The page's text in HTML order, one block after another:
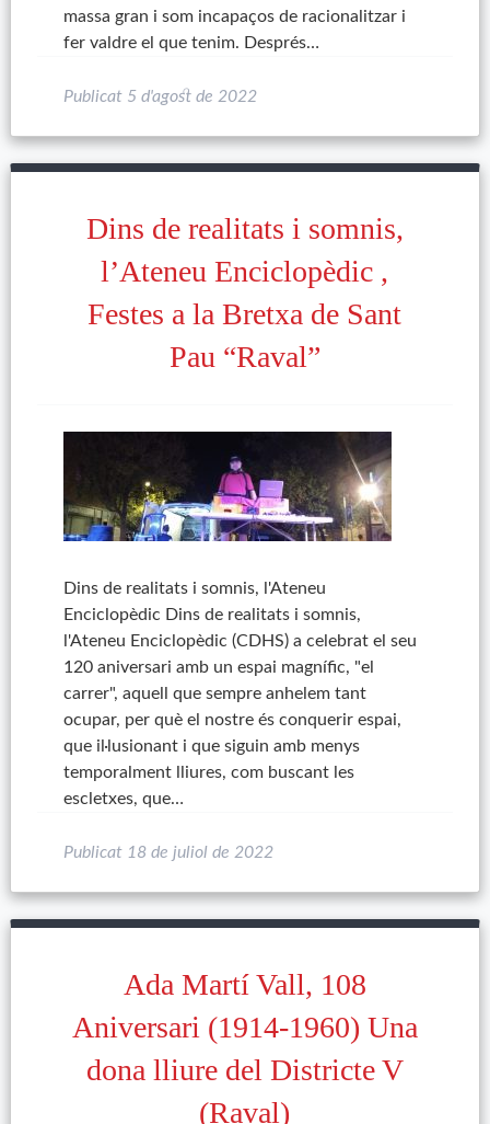
massa gran i som incapaços de racionalitzar i
fer valdre el que tenim. Després…
Publicat 5 d'agost de 2022
Dins de realitats i somnis,
l’Ateneu Enciclopèdic ,
Festes a la Bretxa de Sant
Pau “Raval”
Dins de realitats i somnis, l'Ateneu
Enciclopèdic Dins de realitats i somnis,
l'Ateneu Enciclopèdic (CDHS) a celebrat el seu
120 aniversari amb un espai magnífic, "el
carrer", aquell que sempre anhelem tant
ocupar, per què el nostre és conquerir espai,
que il·lusionant i que siguin amb menys
temporalment lliures, com buscant les
escletxes, que…
Publicat 18 de juliol de 2022
Ada Martí Vall, 108
Aniversari (1914-1960) Una
dona lliure del Districte V
(Raval)